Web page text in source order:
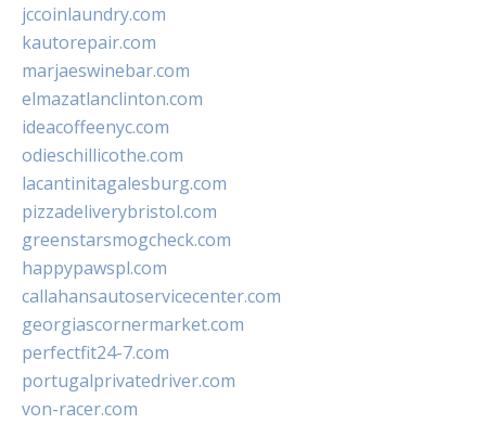
jccoinlaundry.com
kautorepair.com
marjaeswinebar.com
elmazatlanclinton.com
ideacoffeenyc.com
odieschillicothe.com
lacantinitagalesburg.com
pizzadeliverybristol.com
greenstarsmogcheck.com
happypawspl.com
callahansautoservicecenter.com
georgiascornermarket.com
perfectfit24-7.com
portugalprivatedriver.com
von-racer.com